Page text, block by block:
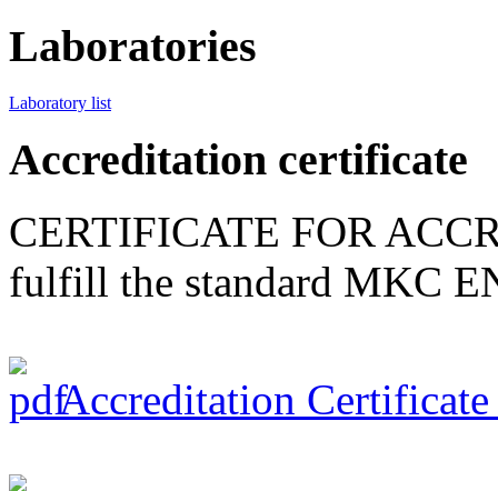
Laboratories
Laboratory list
Accreditation certificate
CERTIFICATE FOR
fulfill the standard MKC
Accreditation Certificate